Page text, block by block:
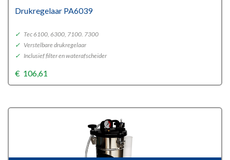
Drukregelaar PA6039
✓ Tec 6100, 6300, 7100. 7300
✓ Verstelbare drukregelaar
✓ Inclusief filter en waterafscheider
€ 106,61